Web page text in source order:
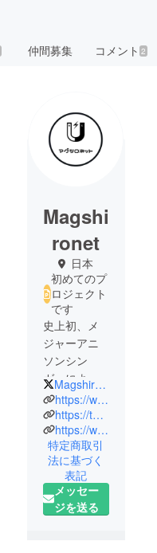
仲間募集 コメント2
Magshi
ronet
日本
初めてのプ
ロジェクト
です
史上初、メ
ジャーアニ
ソンシン
ガーによる
アイドルプ
ロデュー
ス。
『マグシロ
ネット-N
極』と『マ
グシロネッ
Magshironet
https://www.magshironet.com/
https://twitter.com/magshironet?s=11&t=ORXXzBfSCkcJxoTzSvGMxA
https://www.youtube.com/@magshironet?app=desktop
特定商取引
法に基づく
表記
メッセー
ジを送る